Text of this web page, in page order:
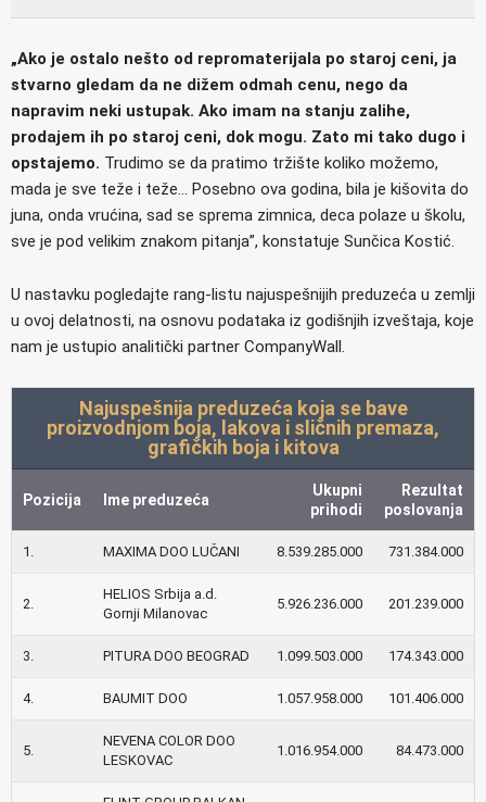
„Ako je ostalo nešto od repromaterijala po staroj ceni, ja
stvarno gledam da ne dižem odmah cenu, nego da
napravim neki ustupak. Ako imam na stanju zalihe,
prodajem ih po staroj ceni, dok mogu. Zato mi tako dugo i
opstajemo. Trudimo se da pratimo tržište koliko možemo,
mada je sve teže i teže… Posebno ova godina, bila je kišovita do
juna, onda vrućina, sad se sprema zimnica, deca polaze u školu,
sve je pod velikim znakom pitanja”, konstatuje Sunčica Kostić.
U nastavku pogledajte rang-listu najuspešnijih preduzeća u zemlji
u ovoj delatnosti, na osnovu podataka iz godišnjih izveštaja, koje
nam je ustupio analitički partner CompanyWall.
Najuspešnija preduzeća koja se bave
proizvodnjom boja, lakova i sličnih premaza,
grafičkih boja i kitova
Pozicija Ime preduzeća
Ukupni
prihodi
Rezultat
poslovanja
1. MAXIMA DOO LUČANI 8.539.285.000 731.384.000
2.
HELIOS Srbija a.d.
Gornji Milanovac
5.926.236.000 201.239.000
3. PITURA DOO BEOGRAD 1.099.503.000 174.343.000
4. BAUMIT DOO 1.057.958.000 101.406.000
5.
NEVENA COLOR DOO
LESKOVAC
1.016.954.000 84.473.000